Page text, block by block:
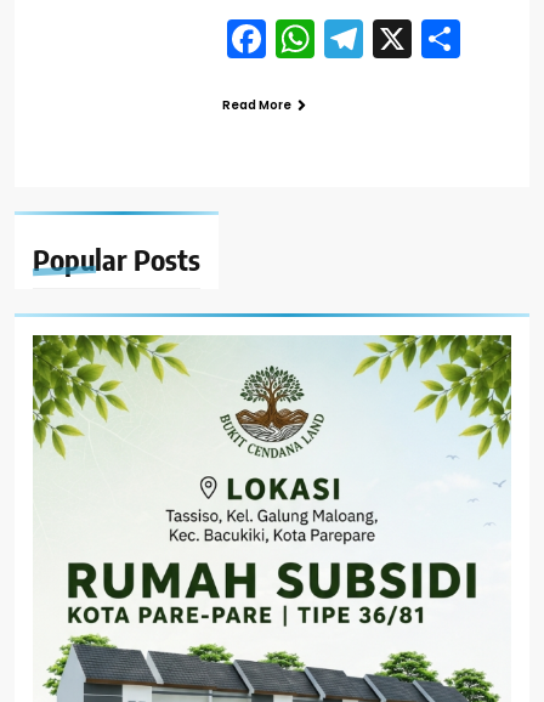
Popular Posts
Facebook
WhatsApp
Telegram
X
Read More